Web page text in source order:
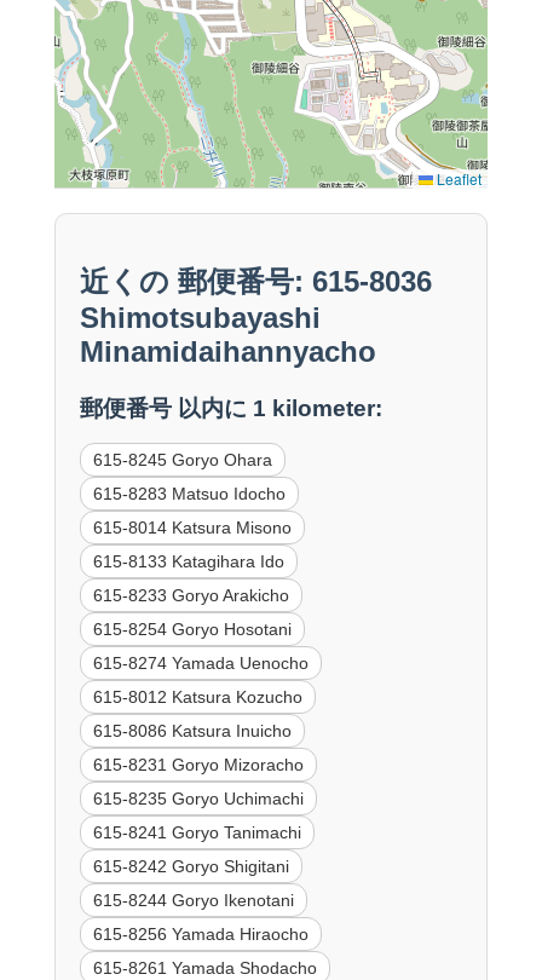
Leaflet
近くの 郵便番号: 615-8036
Shimotsubayashi
Minamidaihannyacho
郵便番号 以内に 1 kilometer:
615-8245 Goryo Ohara
615-8283 Matsuo Idocho
615-8014 Katsura Misono
615-8133 Katagihara Ido
615-8233 Goryo Arakicho
615-8254 Goryo Hosotani
615-8274 Yamada Uenocho
615-8012 Katsura Kozucho
615-8086 Katsura Inuicho
615-8231 Goryo Mizoracho
615-8235 Goryo Uchimachi
615-8241 Goryo Tanimachi
615-8242 Goryo Shigitani
615-8244 Goryo Ikenotani
615-8256 Yamada Hiraocho
615-8261 Yamada Shodacho